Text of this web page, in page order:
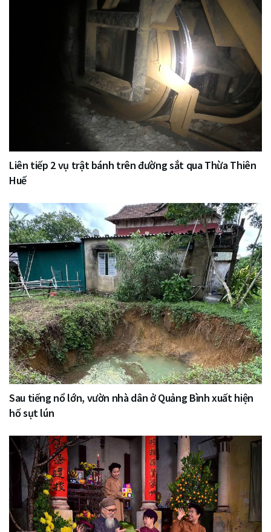
Liên tiếp 2 vụ trật bánh trên đường sắt qua Thừa Thiên
Huế
Sau tiếng nổ lớn, vườn nhà dân ở Quảng Bình xuất hiện
hố sụt lún